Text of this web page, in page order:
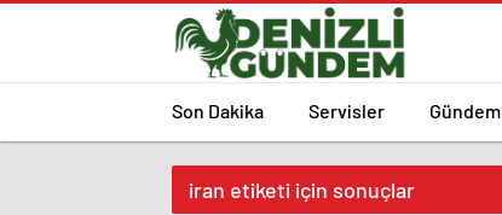
Son Dakika Servisler Gündem
iran etiketi için sonuçlar